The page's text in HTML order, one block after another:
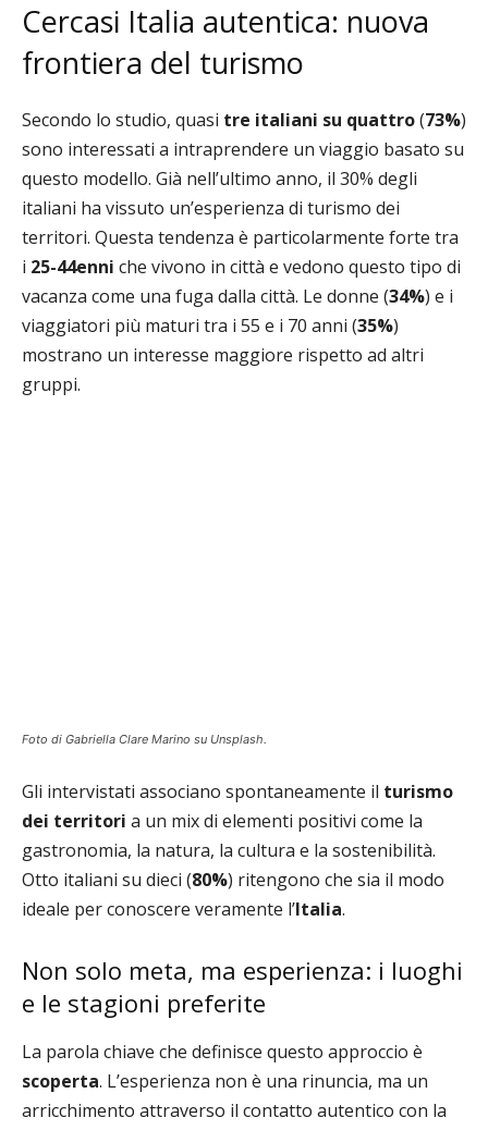
Cercasi Italia autentica: nuova
frontiera del turismo
Secondo lo studio, quasi tre italiani su quattro(73%)
sono interessati a intraprendere un viaggio basato su
questo modello. Già nell’ultimo anno, il 30% degli
italiani ha vissuto un’esperienza di turismo dei
territori. Questa tendenza è particolarmente forte tra
i 25-44enni che vivono in città e vedono questo tipo di
vacanza come una fuga dalla città. Le donne (34%) e i
viaggiatori più maturi tra i 55 e i 70 anni (35%)
mostrano un interesse maggiore rispetto ad altri
gruppi.
Foto di Gabriella Clare Marino su Unsplash.
Gli intervistati associano spontaneamente il turismo
dei territori a un mix di elementi positivi come la
gastronomia, la natura, la cultura e la sostenibilità.
Otto italiani su dieci (80%) ritengono che sia il modo
ideale per conoscere veramente l’Italia.
Non solo meta, ma esperienza: i luoghi
e le stagioni preferite
La parola chiave che definisce questo approccio è
scoperta. L’esperienza non è una rinuncia, ma un
arricchimento attraverso il contatto autentico con la